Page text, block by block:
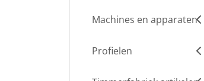
Machines en apparaten
Profielen